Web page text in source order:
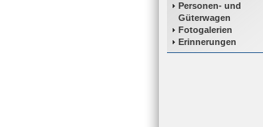
Personen- und
Güterwagen
Fotogalerien
Erinnerungen